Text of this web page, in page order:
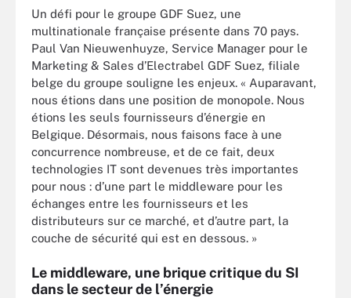
Un défi pour le groupe GDF Suez, une
multinationale française présente dans 70 pays.
Paul Van Nieuwenhuyze, Service Manager pour le
Marketing & Sales d’Electrabel GDF Suez, filiale
belge du groupe souligne les enjeux. « Auparavant,
nous étions dans une position de monopole. Nous
étions les seuls fournisseurs d’énergie en
Belgique. Désormais, nous faisons face à une
concurrence nombreuse, et de ce fait, deux
technologies IT sont devenues très importantes
pour nous : d’une part le middleware pour les
échanges entre les fournisseurs et les
distributeurs sur ce marché, et d’autre part, la
couche de sécurité qui est en dessous. »
Le middleware, une brique critique du SI
dans le secteur de l’énergie